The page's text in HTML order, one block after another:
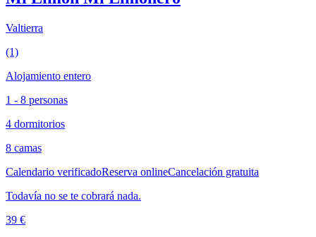
Valtierra
(1)
Alojamiento entero
1 - 8 personas
4 dormitorios
8 camas
Calendario verificadoReserva onlineCancelación gratuita
Todavía no se te cobrará nada.
39 €